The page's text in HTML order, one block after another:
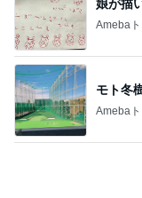
夫の入
Ameba